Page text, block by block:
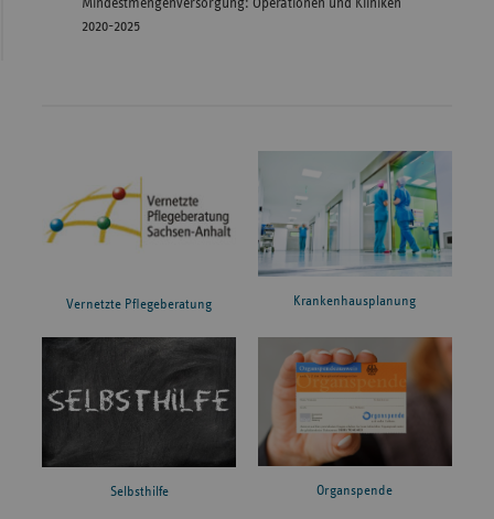
Mindestmengenversorgung: Operationen und Kliniken
2020-2025
Vernetzte Pflegeberatung Krankenhausplanung
Selbsthilfe Organspende